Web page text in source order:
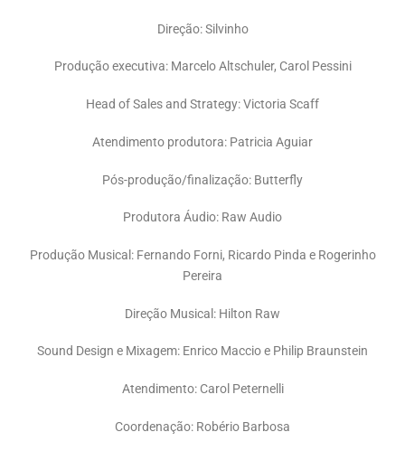
Direção: Silvinho
Produção executiva: Marcelo Altschuler, Carol Pessini
Head of Sales and Strategy: Victoria Scaff
Atendimento produtora: Patricia Aguiar
Pós-produção/finalização: Butterfly
Produtora Áudio: Raw Audio
Produção Musical: Fernando Forni, Ricardo Pinda e Rogerinho
Pereira
Direção Musical: Hilton Raw
Sound Design e Mixagem: Enrico Maccio e Philip Braunstein
Atendimento: Carol Peternelli
Coordenação: Robério Barbosa